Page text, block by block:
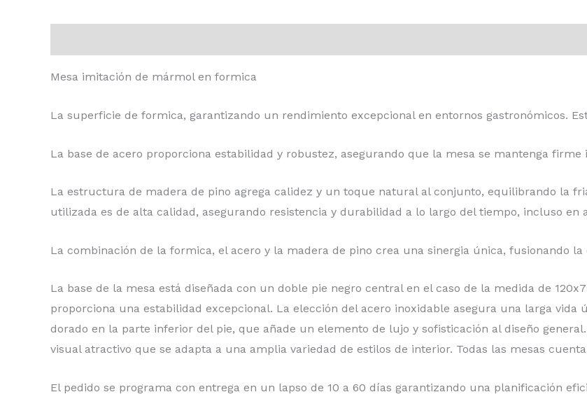
Mesa imitación de mármol en formica
La superficie de formica, garantizando un rendimiento excepcional en entornos gastronómicos.
La base de acero proporciona estabilidad y robustez, asegurando que la mesa se mantenga
La estructura de madera de pino agrega calidez y un toque natural al conjunto, equilibrando la
utilizada es de alta calidad, asegurando resistencia y durabilidad a lo largo del tiempo, incluso en
La combinación de la formica, el acero y la madera de pino crea una sinergia única, fusionando
La base de la mesa está diseñada con un doble pie negro central en el caso de la medida de
proporciona una estabilidad excepcional. La elección del acero inoxidable asegura una larga
dorado en la parte inferior del pie, que añade un elemento de lujo y sofisticación al diseño
visual atractivo que se adapta a una amplia variedad de estilos de interior. Todas las mesas
El pedido se programa con entrega en un lapso de 10 a 60 días garantizando una planificación